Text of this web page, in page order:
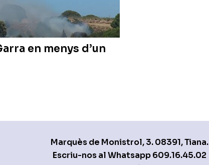
en menys d’un
Marquès de Monistrol, 3. 08391, Tiana.
Escriu-nos al Whatsapp609.16.45.02